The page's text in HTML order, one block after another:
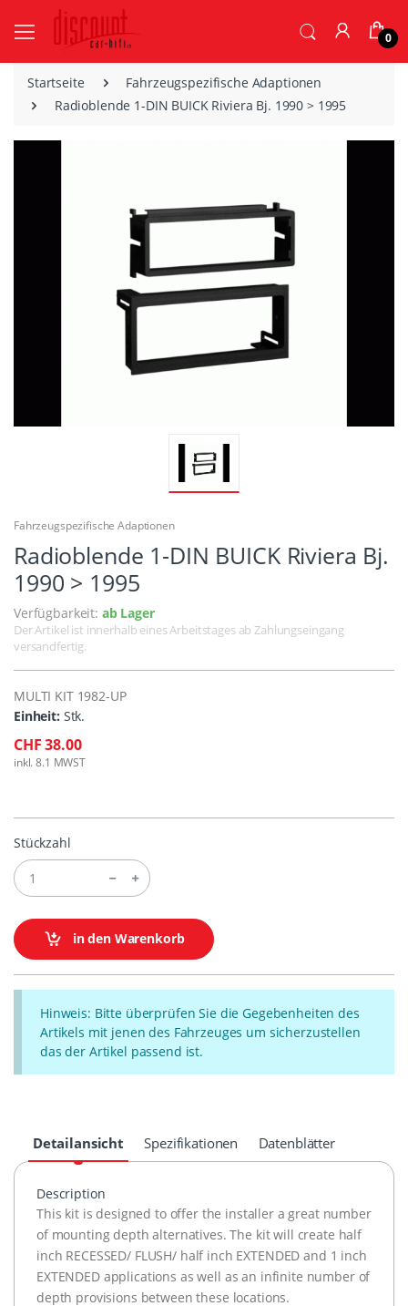
0
Startseite
Fahrzeugspezifische Adaptionen
Radioblende 1-DIN BUICK Riviera Bj. 1990 > 1995
Fahrzeugspezifische Adaptionen
Radioblende 1-DIN BUICK Riviera Bj.
1990 > 1995
Verfügbarkeit: ab Lager
Der Artikel ist innerhalb eines Arbeitstages ab Zahlungseingang
versandfertig.
MULTI KIT 1982-UP
Einheit: Stk.
CHF 38.00
inkl. 8.1 MWST
Stückzahl
in den Warenkorb
Hinweis: Bitte überprüfen Sie die Gegebenheiten des
Artikels mit jenen des Fahrzeuges um sicherzustellen
das der Artikel passend ist.
Detailansicht Spezifikationen Datenblätter
Description
This kit is designed to offer the installer a great number
of mounting depth alternatives. The kit will create half
inch RECESSED/ FLUSH/ half inch EXTENDED and 1 inch
EXTENDEDapplications as well as an infinite number of
depth provisions between these locations.